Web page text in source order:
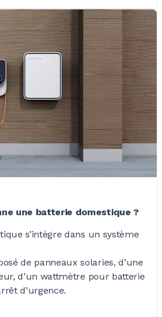
une batterie domestique ?
s’intègre dans un système
de panneaux solaries, d’une
d’un wattmètre pour batterie
d’urgence.